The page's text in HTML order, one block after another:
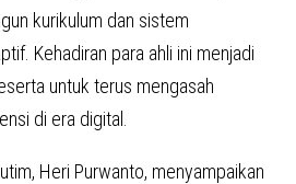
kurikulum dan sistem
Kehadiran para ahli ini menjadi
untuk terus mengasah
di era digital.
Heri Purwanto, menyampaikan